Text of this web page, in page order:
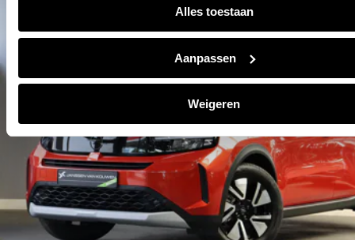
Alles toestaan
Aanpassen
Weigeren